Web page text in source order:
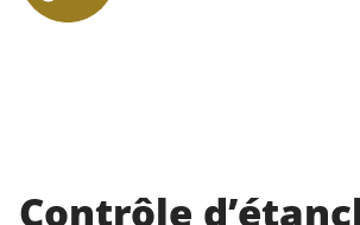
Contrôle